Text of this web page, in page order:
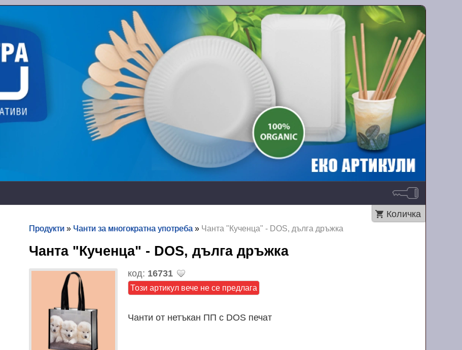
Количка
Продукти » Чанти за многократна употреба » Чанта "Кученца" - DOS, дълга дръжка
Чанта "Кученца" - DOS, дълга дръжка
код: 16731
Този артикул вече не се предлага
Чанти от нетъкан ПП с DOS печат